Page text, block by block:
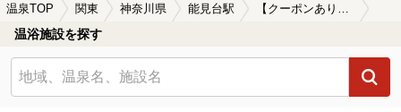
温泉TOP 関東 神奈川県 能見台駅
温浴施設を探す